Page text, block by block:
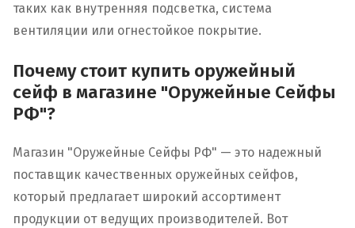
таких как внутренняя подсветка, система
вентиляции или огнестойкое покрытие.
Почему стоит купить оружейный
сейф в магазине "Оружейные Сейфы
РФ"?
Магазин "Оружейные Сейфы РФ" — это надежный
поставщик качественных оружейных сейфов,
который предлагает широкий ассортимент
продукции от ведущих производителей. Вот